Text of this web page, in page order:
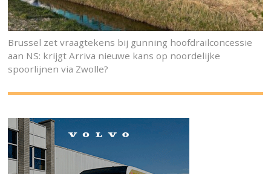
Brussel zet vraagtekens bij gunning hoofdrailconcessie
aan NS: krijgt Arriva nieuwe kans op noordelijke
spoorlijnen via Zwolle?